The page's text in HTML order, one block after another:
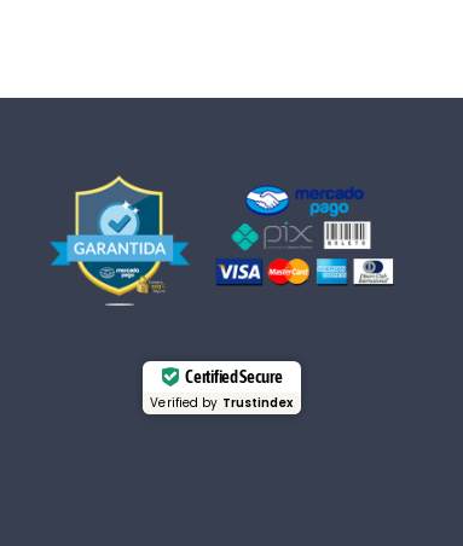
Certified Secure
Verified by Trustindex